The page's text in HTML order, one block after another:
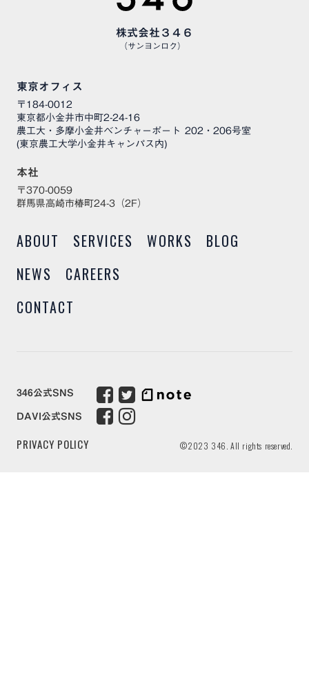
株式会社３４６
（サンヨンロク）
東京オフィス
〒184-0012
東京都小金井市中町2-24-16
農工大・多摩小金井ベンチャーポート 202・206号室
(東京農工大学小金井キャンパス内)
本社
〒370-0059
群馬県高崎市椿町24-3（2F）
ABOUT SERVICES WORKS
BLOG
NEWS
CAREERS
CONTACT
346公式SNS
DAVI公式SNS
PRIVACY POLICY ©2023 346. All rights reserved.